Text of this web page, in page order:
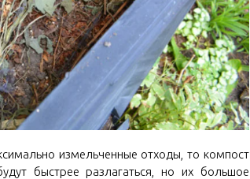
измельченные отходы, то компост
быстрее разлагаться, но их большое